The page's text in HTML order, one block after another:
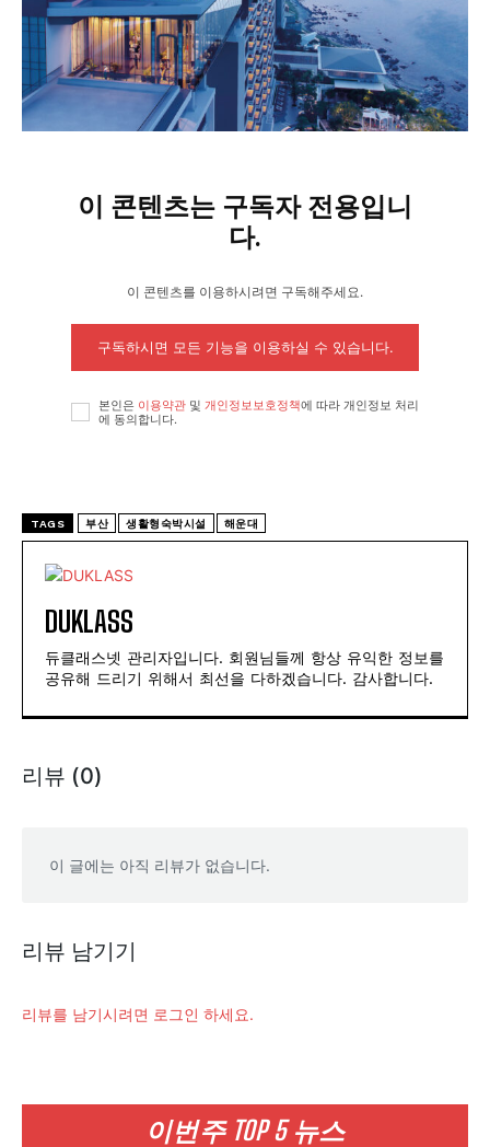
이번주 TOP 5 뉴스
이 콘텐츠는 구독자 전용입니
다.
이 콘텐츠를 이용하시려면 구독해주세요.
구독하시면 모든 기능을 이용하실 수 있습니다.
본인은 이용약관 및 개인정보보호정책에 따라 개인정보 처리
에 동의합니다.
TAGS 부산 생활형숙박시설 해운대
DUKLASS
듀클래스넷 관리자입니다. 회원님들께 항상 유익한 정보를
공유해 드리기 위해서 최선을 다하겠습니다. 감사합니다.
리뷰 (0)
이 글에는 아직 리뷰가 없습니다.
리뷰 남기기
리뷰를 남기시려면 로그인 하세요.